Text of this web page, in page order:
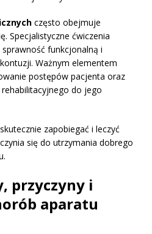
często obejmuje
Specjalistyczne ćwiczenia
funkcjonalną i
Ważnym elementem
postępów pacjenta oraz
do jego
zapobiegać i leczyć
się do utrzymania dobrego
przyczyny i
aparatu